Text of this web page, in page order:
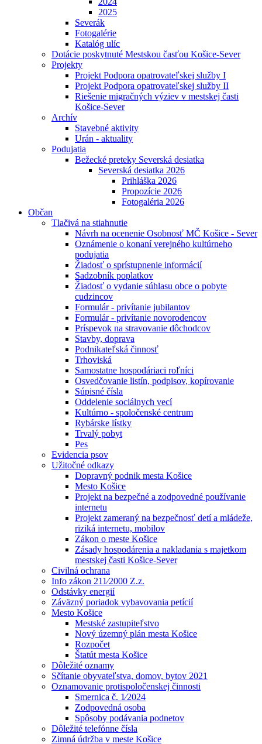
2025
Severák
Fotogalérie
Katalóg ulíc
Dotácie poskytnuté Mestskou časťou Košice-Sever
Projekty
Projekt Podpora opatrovateľskej služby I
Projekt Podpora opatrovateľskej služby II
Riešenie migračných výziev v mestskej časti
Košice-Sever
Archív
Stavebné aktivity
Urán - aktuality
Podujatia
Bežecké preteky Severská desiatka
Severská desiatka 2026
Prihláška 2026
Propozície 2026
Fotogaléria 2026
Občan
Tlačivá na stiahnutie
Návrh na ocenenie Osobnosť MČ Košice - Sever
Oznámenie o konaní verejného kultúrneho
podujatia
Žiadosť o sprístupnenie informácií
Sadzobník poplatkov
Žiadosť o vydanie súhlasu obce o pobyte
cudzincov
Formulár - privítanie jubilantov
Formulár - privítanie novorodencov
Príspevok na stravovanie dôchodcov
Stavby, doprava
Podnikateľská činnosť
Trhoviská
Samostatne hospodáriaci roľníci
Osvedčovanie listín, podpisov, kopírovanie
Súpisné čísla
Oddelenie sociálnych vecí
Kultúrno - spoločenské centrum
Rybárske lístky
Trvalý pobyt
Pes
Evidencia psov
Užitočné odkazy
Dopravný podnik mesta Košice
Mesto Košice
Projekt na bezpečné a zodpovedné používanie
internetu
Projekt zameraný na bezpečnosť detí a mládeže,
riziká internetu, mobilov
Zákon o meste Košice
Zásady hospodárenia a nakladania s majetkom
mestskej časti Košice-Sever
Civilná ochrana
Info zákon 211⁄2000 Z.z.
Odstávky energií
Záväzný poriadok vybavovania petícií
Mesto Košice
Mestské zastupiteľstvo
Nový územný plán mesta Košice
Rozpočet
Štatút mesta Košice
Dôležité oznamy
Sčítanie obyvateľstva, domov, bytov 2021
Oznamovanie protispoločenskej činnosti
Smernica č. 1⁄2024
Zodpovedná osoba
Spôsoby podávania podnetov
Dôležité telefónne čísla
Zimná údržba v meste Košice